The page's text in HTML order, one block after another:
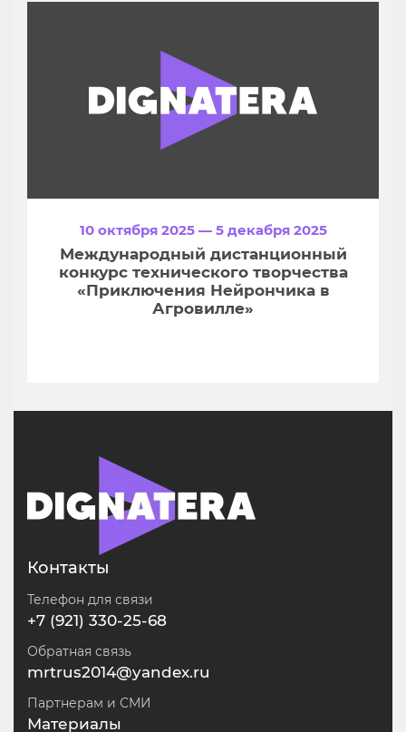
10 октября 2025 — 5 декабря 2025
Международный дистанционный
конкурс технического творчества
«Приключения Нейрончика в
Агровилле»
Контакты
Телефон для связи
+7 (921) 330-25-68
Обратная связь
mrtrus2014@yandex.ru
Партнерам и СМИ
Материалы